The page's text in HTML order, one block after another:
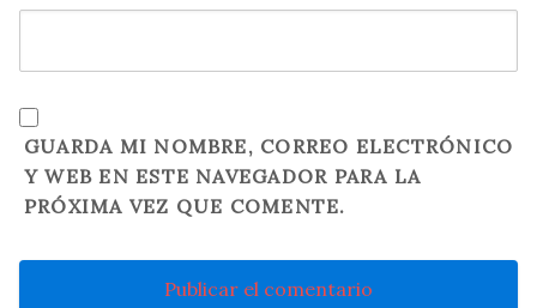
GUARDA MI NOMBRE, CORREO ELECTRÓNICO
Y WEB EN ESTE NAVEGADOR PARA LA
PRÓXIMA VEZ QUE COMENTE.